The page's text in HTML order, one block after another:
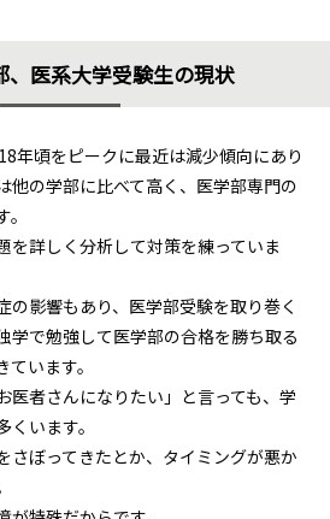
、医系大学受験生の現状
年頃をピークに最近は減少傾向にあり
他の学部に比べて高く、医学部専門の
を詳しく分析して対策を練っていま
の影響もあり、医学部受験を取り巻く
学で勉強して医学部の合格を勝ち取る
います。
医者さんになりたい」と言っても、学
います。
さぼってきたとか、タイミングが悪か